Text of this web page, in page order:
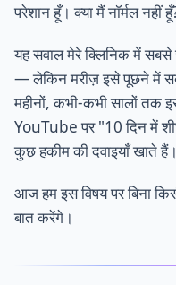
परेशान हूँ। क्या मैं नॉर्मल नहीं
यह सवाल मेरे क्लिनिक में सबसे
— लेकिन मरीज़ इसे पूछने में
महीनों, कभी-कभी सालों
YouTube पर "10 दिन में
कुछ हकीम की दवाइयाँ खाते हैं।
आज हम इस विषय पर बिना
बात करेंगे।